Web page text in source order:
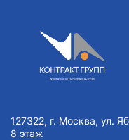
127322, г. Москва, ул.
8 этаж